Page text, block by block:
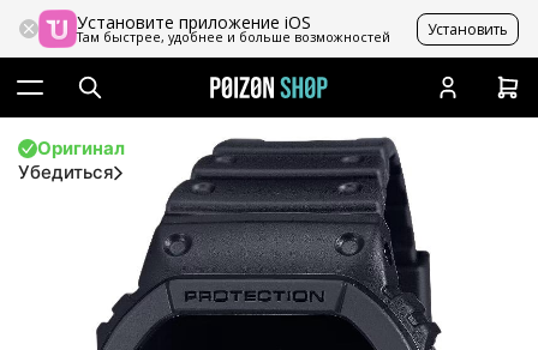
Установите приложение iOS
Там быстрее, удобнее и больше возможностей Установить
Оригинал
Убедиться